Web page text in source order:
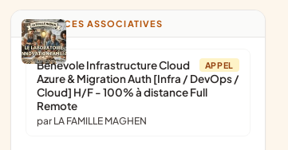
ANNONCES ASSOCIATIVES
APPEL
Bénévole Infrastructure Cloud
Azure & Migration Auth [Infra / DevOps /
Cloud] H/F - 100% à distance Full
Remote
par LA FAMILLE MAGHEN